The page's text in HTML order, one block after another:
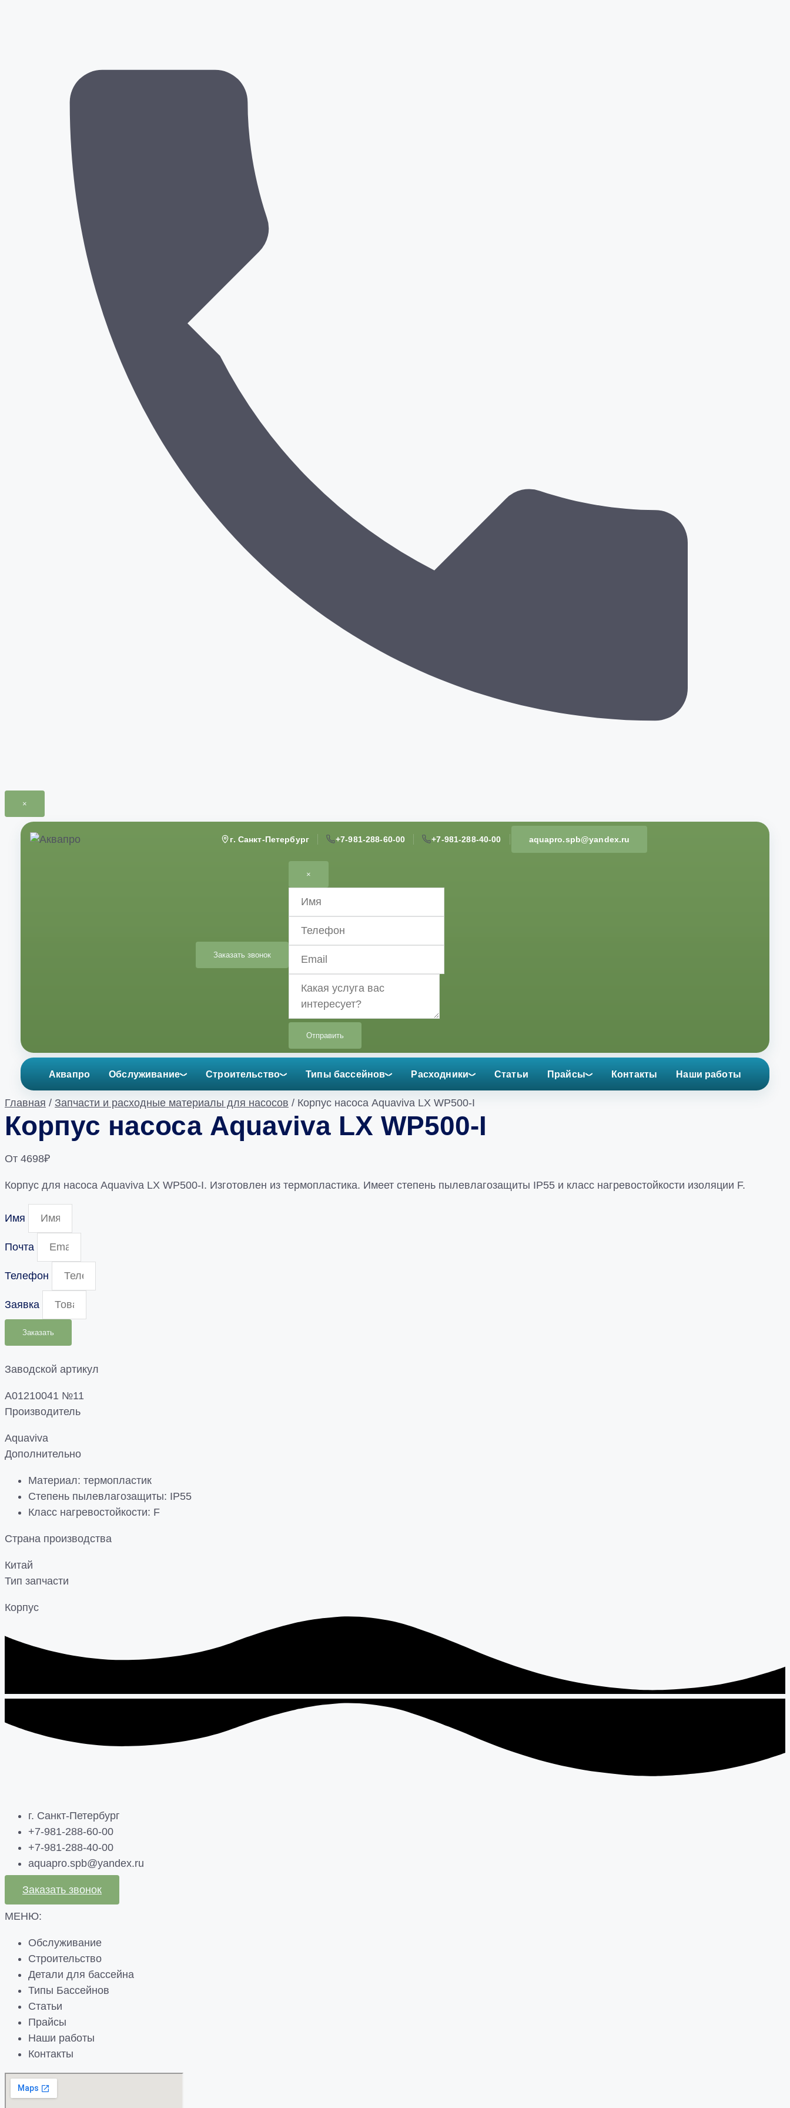
×
Перейти
г. Санкт-Петербург +7-981-288-60-00 +7-981-288-40-00 aquapro.spb@yandex.ru
Заказать звонок
×
Отправить
Аквапро Обслуживание Строительство Типы бассейнов Расходники Статьи Прайсы Контакты Наши работы
Главная / Запчасти и расходные материалы для насосов / Корпус насоса Aquaviva LX WP500-I
Корпус насоса Aquaviva LX WP500-I
От 4698₽
Корпус для насоса Aquaviva LX WP500-I. Изготовлен из термопластика. Имеет степень пылевлагозащиты IP55 и класс нагревостойкости изоляции F.
Имя
Почта
Телефон
Заявка
Заказать
Заводской артикул
A01210041 №11
Производитель
Aquaviva
Дополнительно
Материал: термопластик
Степень пылевлагозащиты: IP55
Класс нагревостойкости: F
Страна производства
Китай
Тип запчасти
Корпус
г. Санкт-Петербург
+7-981-288-60-00
+7-981-288-40-00
aquapro.spb@yandex.ru
Заказать звонок
МЕНЮ:
Обслуживание
Строительство
Детали для бассейна
Типы Бассейнов
Статьи
Прайсы
Наши работы
Контакты